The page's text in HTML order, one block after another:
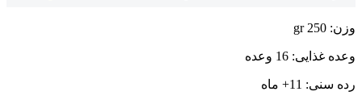
وزن: gr 250
وعده غذایی: 16 وعده
رده سنی: 11+ ماه